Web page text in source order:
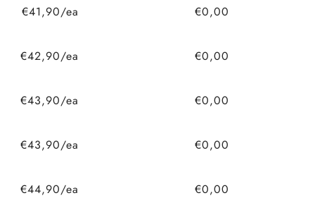
€41,90/ea €0,00
€42,90/ea €0,00
€43,90/ea €0,00
€43,90/ea €0,00
€44,90/ea €0,00